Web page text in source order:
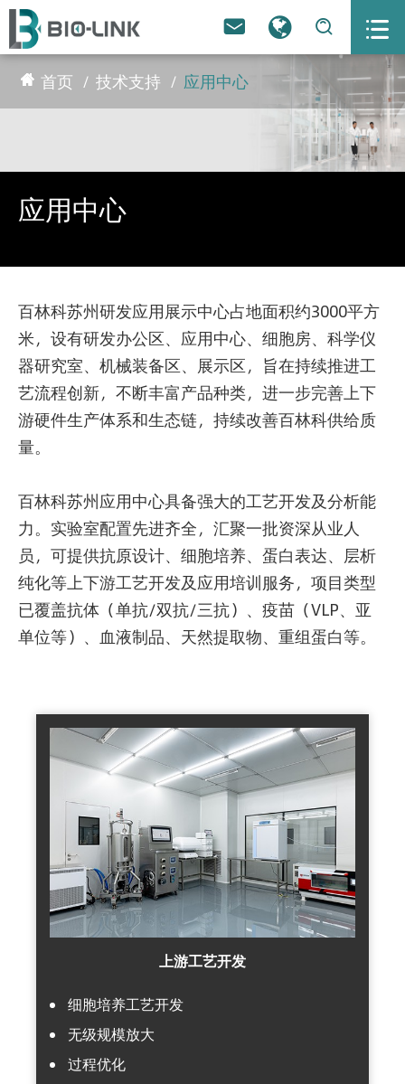
  
首页 技术支持 应用中心
应用中心
百林科苏州研发应用展示中心占地面积约3000平方
米，设有研发办公区、应用中心、细胞房、科学仪
器研究室、机械装备区、展示区，旨在持续推进工
艺流程创新，不断丰富产品种类，进一步完善上下
游硬件生产体系和生态链，持续改善百林科供给质
量。
百林科苏州应用中心具备强大的工艺开发及分析能
力。实验室配置先进齐全，汇聚一批资深从业人
员，可提供抗原设计、细胞培养、蛋白表达、层析
纯化等上下游工艺开发及应用培训服务，项目类型
已覆盖抗体（单抗/双抗/三抗）、疫苗（VLP、亚
单位等）、血液制品、天然提取物、重组蛋白等。
上游工艺开发
细胞培养工艺开发
无级规模放大
过程优化